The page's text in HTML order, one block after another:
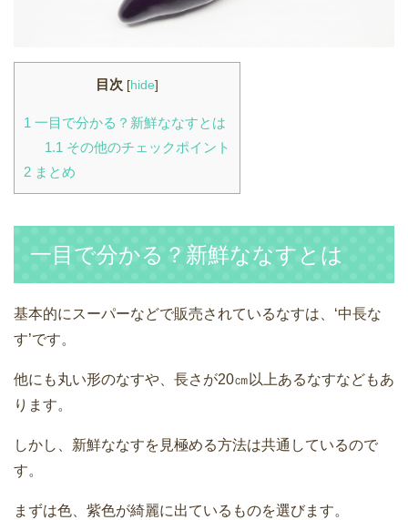
目次 [hide]
1 一目で分かる？新鮮ななすとは
1.1その他のチェックポイント
2 まとめ
一目で分かる？新鮮ななすとは
基本的にスーパーなどで販売されているなすは、‘中長な
す’です。
他にも丸い形のなすや、長さが20㎝以上あるなすなどもあ
ります。
しかし、新鮮ななすを見極める方法は共通しているので
す。
まずは色、紫色が綺麗に出ているものを選びます。